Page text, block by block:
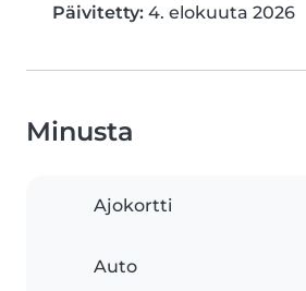
Päivitetty: 4. elokuuta 2026
Minusta
Ajokortti
Auto